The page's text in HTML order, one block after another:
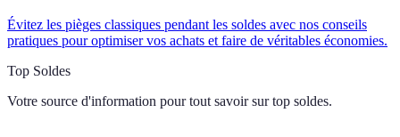
Évitez les pièges classiques pendant les soldes avec nos conseils
pratiques pour optimiser vos achats et faire de véritables économies.
Top Soldes
Votre source d'information pour tout savoir sur top soldes.